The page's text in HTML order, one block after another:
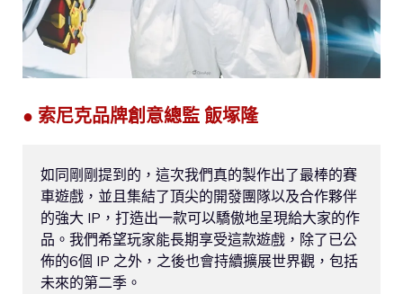
● 索尼克品牌創意總監 飯塚隆
如同剛剛提到的，這次我們真的製作出了最棒的賽
車遊戲，並且集結了頂尖的開發團隊以及合作夥伴
的強大 IP，打造出一款可以驕傲地呈現給大家的作
品。我們希望玩家能長期享受這款遊戲，除了已公
佈的6個 IP 之外，之後也會持續擴展世界觀，包括
未來的第二季。